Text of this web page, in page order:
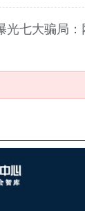
光七大骗局